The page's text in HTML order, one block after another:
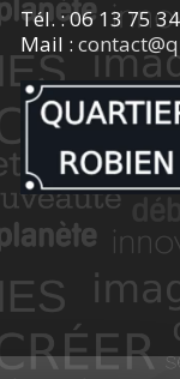
Tél. : 06 13 75
Mail :